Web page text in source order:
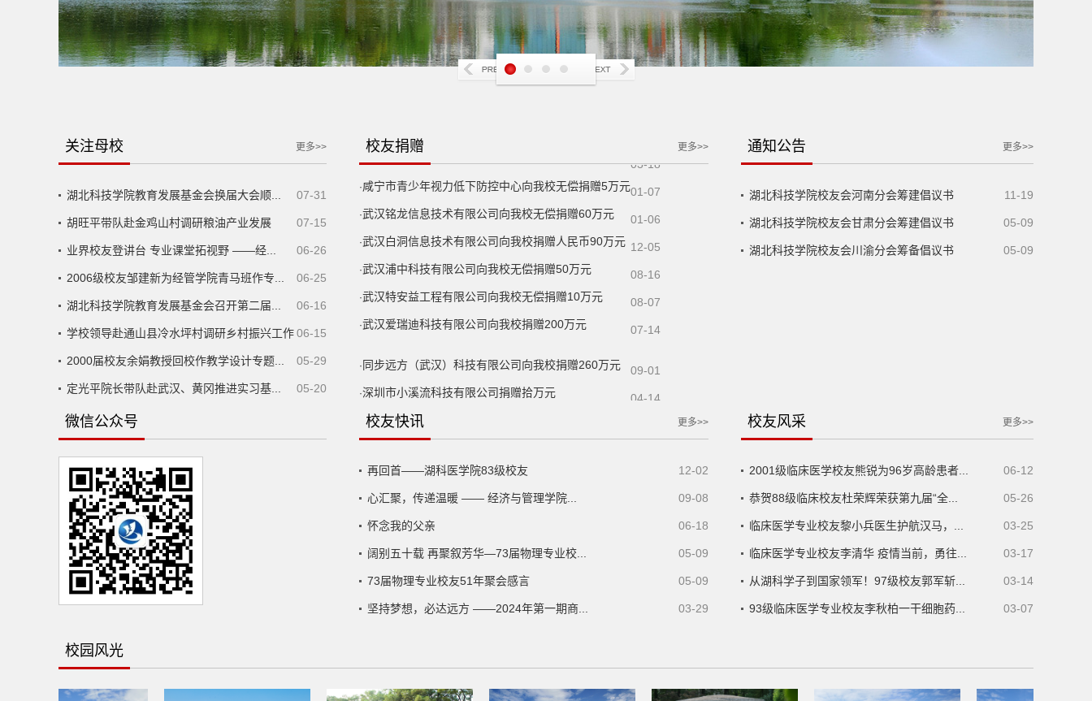
关注母校 更多>>
湖北科技学院教育发展基金会换届大会顺... 07-31
胡旺平带队赴金鸡山村调研粮油产业发展 07-15
业界校友登讲台 专业课堂拓视野 ——经... 06-26
2006级校友邹建新为经管学院青马班作专... 06-25
湖北科技学院教育发展基金会召开第二届... 06-16
学校领导赴通山县冷水坪村调研乡村振兴工作06-15
2000届校友余娟教授回校作教学设计专题... 05-29
定光平院长带队赴武汉、黄冈推进实习基... 05-20
校友捐赠 更多>>
同步远方（武汉）科技有限公司向我校捐赠260万元
孙伟强向我校无偿捐赠80万元
咸宁市青少年视力低下防控中心向我校无偿捐赠5万元01-07
武汉铭龙信息技术有限公司向我校无偿捐赠60万元 01-06
武汉白洞信息技术有限公司向我校捐赠人民币90万元 12-05
武汉浦中科技有限公司向我校无偿捐赠50万元 08-16
武汉特安益工程有限公司向我校无偿捐赠10万元 08-07
武汉爱瑞迪科技有限公司向我校捐赠200万元 07-14
同步远方（武汉）科技有限公司向我校捐赠260万元 09-01
深圳市小溪流科技有限公司捐赠拾万元 04-14
朱辛昕向我校无偿捐赠70万元
·孙伟强向我校无偿捐赠80万元
· 咸宁市青少年视力低下防控中心向我校无偿捐赠5万元
· 武汉铭龙信息技术有限公司向我校无偿捐赠60万元
· 武汉白洞信息技术有限公司向我校捐赠人民币90万元
· 武汉浦中科技有限公司向我校无偿捐赠50万元
· 武汉特安益工程有限公司向我校无偿捐赠10万元
· 武汉爱瑞迪科技有限公司向我校捐赠200万元
通知公告 更多>>
湖北科技学院校友会河南分会筹建倡议书 11-19
湖北科技学院校友会甘肃分会筹建倡议书 05-09
湖北科技学院校友会川渝分会筹备倡议书 05-09
微信公众号 校友快讯 更多>>
再回首——湖科医学院83级校友 12-02
心汇聚，传递温暖 —— 经济与管理学院... 09-08
怀念我的父亲 06-18
阔别五十载 再聚叙芳华—73届物理专业校... 05-09
73届物理专业校友51年聚会感言 05-09
坚持梦想，必达远方 ——2024年第一期商... 03-29
校友风采 更多>>
2001级临床医学校友熊锐为96岁高龄患者... 06-12
恭贺88级临床校友杜荣辉荣获第九届“全... 05-26
临床医学专业校友黎小兵医生护航汉马，... 03-25
临床医学专业校友李清华 疫情当前，勇往... 03-17
从湖科学子到国家领军！97级校友郭军斩... 03-14
93级临床医学专业校友李秋柏一干细胞药... 03-07
校园风光